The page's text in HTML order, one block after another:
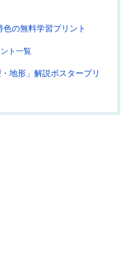
の無料学習プリント
ト一覧
地形」解説ポスタープリ